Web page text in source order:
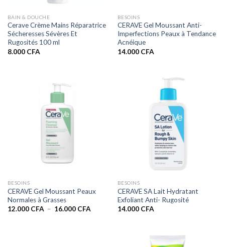
BAIN & DOUCHE
Cerave Crème Mains Réparatrice
Sécheresses Sévères Et
Rugosités 100 ml
8.000 CFA
BESOINS
CERAVE Gel Moussant Anti-
Imperfections Peaux à Tendance
Acnéique
14.000 CFA
BESOINS
CERAVE Gel Moussant Peaux
Normales à Grasses
12.000 CFA – 16.000 CFAPlage
BESOINS
CERAVE SA Lait Hydratant
Exfoliant Anti- Rugosité
14.000 CFA